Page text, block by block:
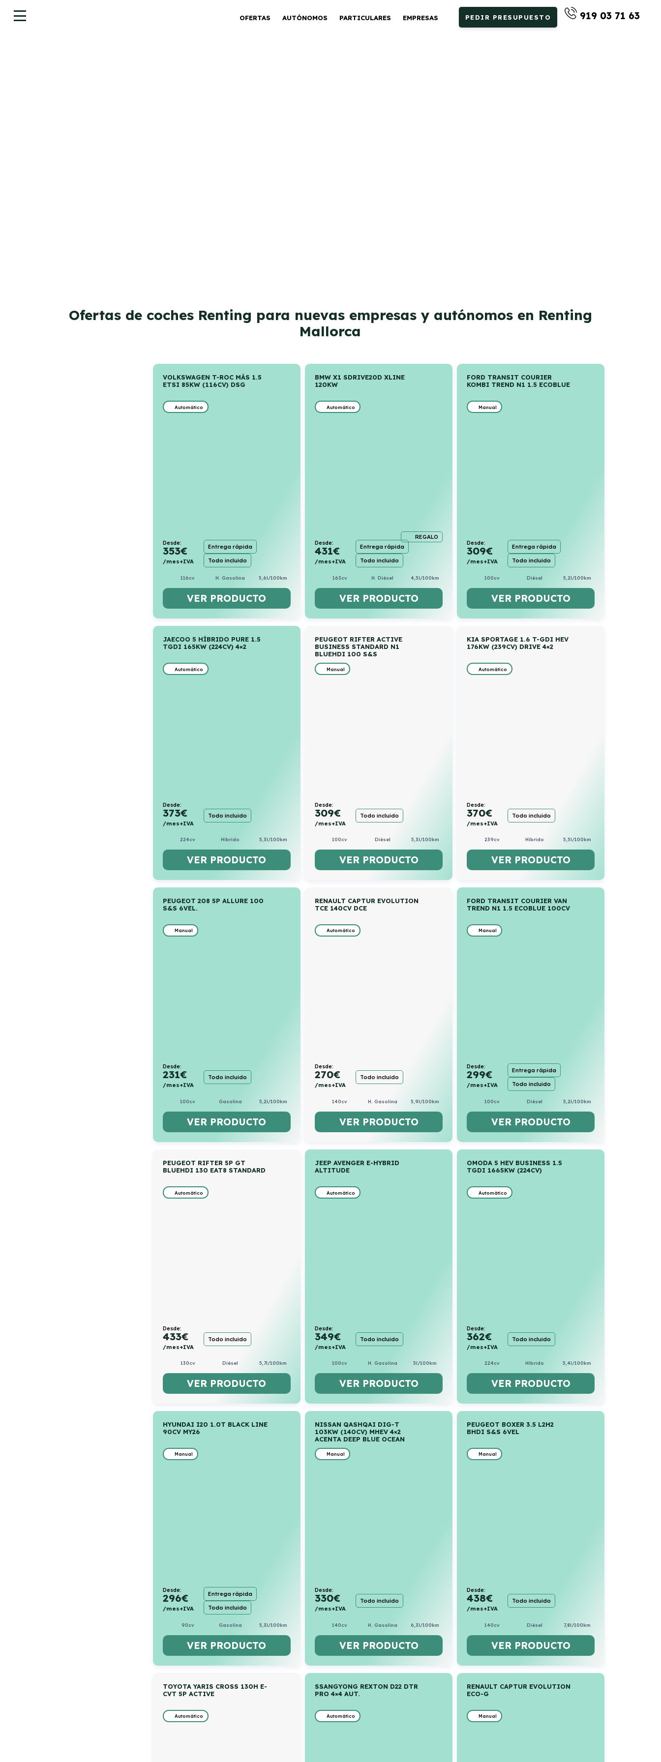
OFERTAS AUTÓNOMOS PARTICULARES EMPRESAS PEDIR PRESUPUESTO 919 03 71 63
Ofertas de coches Renting para nuevas empresas y autónomos en Renting
Mallorca
VOLKSWAGEN T-ROC MÁS 1.5
ETSI 85KW (116CV) DSG
Automático
Desde:
353€
/mes+IVA
Entrega rápida
Todo incluido
116cv H. Gasolina 5,6l/100km
VER PRODUCTO
BMW X1 SDRIVE20D XLINE
120KW
Automático
REGALO
Desde:
431€
/mes+IVA
Entrega rápida
Todo incluido
163cv H. Diésel 4,5l/100km
VER PRODUCTO
FORD TRANSIT COURIER
KOMBI TREND N1 1.5 ECOBLUE
Manual
Desde:
309€
/mes+IVA
Entrega rápida
Todo incluido
100cv Diésel 5,2l/100km
VER PRODUCTO
JAECOO 5 HÍBRIDO PURE 1.5
TGDI 165KW (224CV) 4×2
Automático
Desde:
373€
/mes+IVA
Todo incluido
224cv Híbrido 5,3l/100km
VER PRODUCTO
PEUGEOT RIFTER ACTIVE
BUSINESS STANDARD N1
BLUEHDI 100 S&S
Manual
Desde:
309€
/mes+IVA
Todo incluido
100cv Diésel 5,3l/100km
VER PRODUCTO
KIA SPORTAGE 1.6 T-GDI HEV
176KW (239CV) DRIVE 4×2
Automático
Desde:
370€
/mes+IVA
Todo incluido
239cv Híbrido 5,5l/100km
VER PRODUCTO
PEUGEOT 208 5P ALLURE 100
S&S 6VEL.
Manual
Desde:
231€
/mes+IVA
Todo incluido
100cv Gasolina 5,2l/100km
VER PRODUCTO
RENAULT CAPTUR EVOLUTION
TCE 140CV DCE
Automático
Desde:
270€
/mes+IVA
Todo incluido
140cv H. Gasolina 5,9l/100km
VER PRODUCTO
FORD TRANSIT COURIER VAN
TREND N1 1.5 ECOBLUE 100CV
Manual
Desde:
299€
/mes+IVA
Entrega rápida
Todo incluido
100cv Diésel 5,2l/100km
VER PRODUCTO
PEUGEOT RIFTER 5P GT
BLUEHDI 130 EAT8 STANDARD
Automático
Desde:
433€
/mes+IVA
Todo incluido
130cv Diésel 5,7l/100km
VER PRODUCTO
JEEP AVENGER E-HYBRID
ALTITUDE
Automático
Desde:
349€
/mes+IVA
Todo incluido
100cv H. Gasolina 5l/100km
VER PRODUCTO
OMODA 5 HEV BUSINESS 1.5
TGDI 1665KW (224CV)
Automático
Desde:
362€
/mes+IVA
Todo incluido
224cv Híbrido 5,4l/100km
VER PRODUCTO
HYUNDAI I20 1.0T BLACK LINE
90CV MY26
Manual
Desde:
296€
/mes+IVA
Entrega rápida
Todo incluido
90cv Gasolina 5,3l/100km
VER PRODUCTO
NISSAN QASHQAI DIG-T
103KW (140CV) MHEV 4×2
ACENTA DEEP BLUE OCEAN
Manual
Desde:
330€
/mes+IVA
Todo incluido
140cv H. Gasolina 6,3l/100km
VER PRODUCTO
PEUGEOT BOXER 3.5 L2H2
BHDI S&S 6VEL
Manual
Desde:
438€
/mes+IVA
Todo incluido
140cv Diésel 7,8l/100km
VER PRODUCTO
TOYOTA YARIS CROSS 130H E-
CVT 5P ACTIVE
Automático
SSANGYONG REXTON D22 DTR
PRO 4×4 AUT.
Automático
RENAULT CAPTUR EVOLUTION
ECO-G
Manual